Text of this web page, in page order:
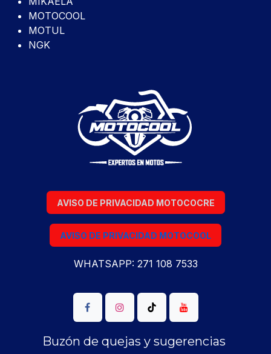
MOTOCOOL
MOTUL
NGK
AVISO DE PRIVACIDAD MOTOCOCRE
AVISO DE PRIVACIDAD MOTOCOOL
WHATSAPP: 271 108 7533
Buzón de quejas y sugerencias